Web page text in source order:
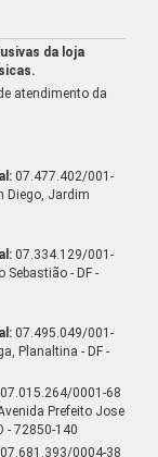
da loja
atendimento da
07.477.402/001-
Diego, Jardim
07.334.129/001-
Sebastião - DF -
07.495.049/001-
Planaltina - DF -
07.015.264/0001-68
Prefeito Jose
- 72850-140
07.681.393/0004-38